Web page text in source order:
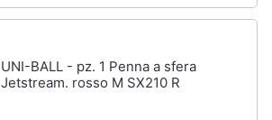
UNI-BALL - pz. 1 Penna a sfera
Jetstream. rosso M SX210 R